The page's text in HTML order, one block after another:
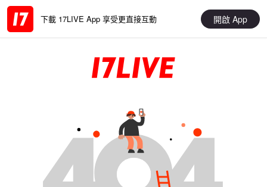
下載 17LIVE App 享受更直接互動 開啟 App